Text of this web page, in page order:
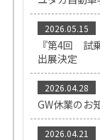
2026.05.15
『第4回 試
出展決定
2026.04.28
GW休業のお
2026.04.21